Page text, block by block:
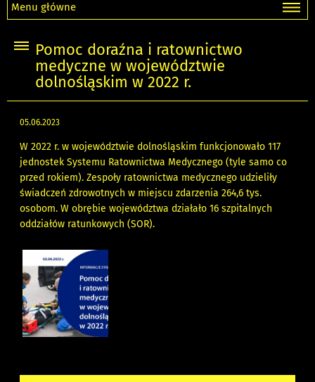
Menu główne
Pomoc doraźna i ratownictwo
medyczne w województwie
dolnośląskim w 2022 r.
05.06.2023
W 2022 r. w województwie dolnośląskim funkcjonowało 117
jednostek Systemu Ratownictwa Medycznego (tyle samo co
przed rokiem). Zespoły ratownictwa medycznego udzieliły
świadczeń zdrowotnych w miejscu zdarzenia 264,6 tys.
osobom. W obrębie województwa działało 16 szpitalnych
oddziałów ratunkowych (SOR).